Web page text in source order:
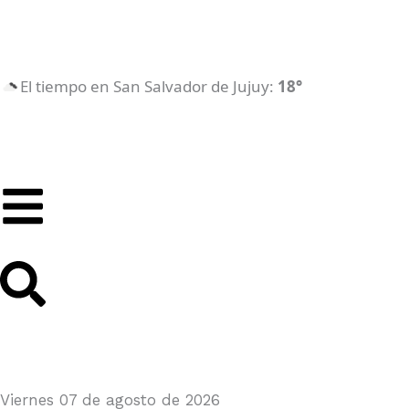
El tiempo en San Salvador de Jujuy: 18°
Viernes 07 de agosto de 2026